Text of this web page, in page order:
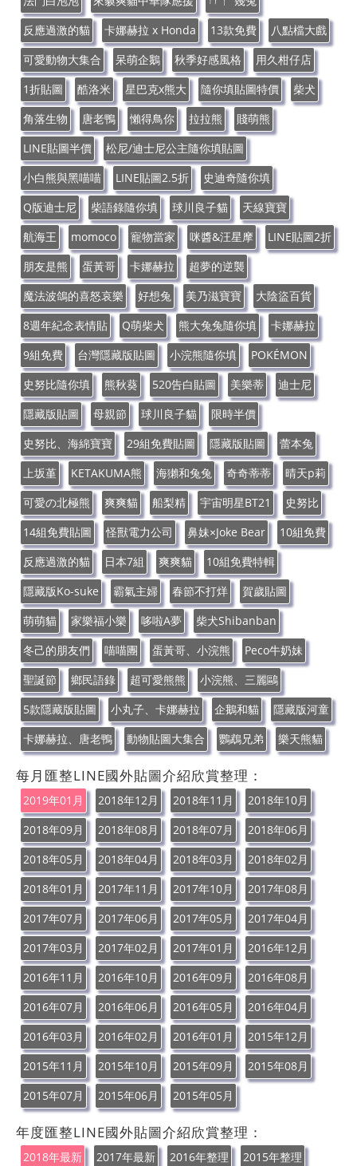
反應過激的貓
卡娜赫拉 x Honda 13款免費
八點檔大戲
可愛動物大集合
呆萌企鵝 秋季好感風格
用久柑仔店
1折貼圖
酷洛米 星巴克x熊大 隨你填貼圖特價
柴犬
角落生物
唐老鴨 懶得鳥你 拉拉熊
賤萌熊
LINE貼圖半價
松尼/迪士尼公主隨你填貼圖
小白熊與黑喵喵
LINE貼圖2.5折
史迪奇隨你填
Q版迪士尼
柴語錄隨你填 球川良子貓
天線寶寶
航海王
momoco 寵物當家 咪醬&汪星摩
LINE貼圖2折
朋友是熊
蛋黃哥 卡娜赫拉
超夢的逆襲
魔法波鴿的喜怒哀樂
好想兔 美乃滋寶寶
大陰盜百貨
8週年紀念表情貼
Q萌柴犬 熊大兔兔隨你填
卡娜赫拉
9組免費
台灣隱藏版貼圖 小浣熊隨你填
POKÉMON
史努比隨你填
熊秋葵 520告白貼圖 美樂蒂
迪士尼
隱藏版貼圖
母親節 球川良子貓
限時半價
史努比、海綿寶寶
29組免費貼圖 隱藏版貼圖
蕾本兔
上坂堇
KETAKUMA熊 海獺和兔兔 奇奇蒂蒂
晴天p莉
可愛の北極熊
爽爽貓 船梨精 宇宙明星BT21
史努比
14組免費貼圖
怪獸電力公司 鼻妹×Joke Bear
10組免費
反應過激的貓
日本7組 爽爽貓
10組免費特輯
隱藏版Ko-suke
霸氣主婦 春節不打烊
賀歲貼圖
萌萌貓
家樂福小樂 哆啦A夢
柴犬Shibanban
冬己的朋友們
喵喵團 蛋黃哥、小浣熊
Peco牛奶妹
聖誕節
鄉民語錄 超可愛熊熊
小浣熊、三麗鷗
5款隱藏版貼圖
小丸子、卡娜赫拉 企鵝和貓
隱藏版河童
卡娜赫拉、唐老鴨
動物貼圖大集合 鸚鵡兄弟 樂天熊貓
每月匯整LINE國外貼圖介紹欣賞整理：
2019年01月 2018年12月 2018年11月
2018年10月
2018年09月
2018年08月 2018年07月
2018年06月
2018年05月
2018年04月 2018年03月
2018年02月
2018年01月
2017年11月 2017年10月
2017年08月
2017年07月
2017年06月 2017年05月
2017年04月
2017年03月
2017年02月 2017年01月
2016年12月
2016年11月
2016年10月 2016年09月
2016年08月
2016年07月
2016年06月 2016年05月
2016年04月
2016年03月
2016年02月 2016年01月
2015年12月
2015年11月
2015年10月 2015年09月
2015年08月
2015年07月
2015年06月 2015年05月
年度匯整LINE國外貼圖介紹欣賞整理：
2018年最新 2017年最新 2016年整理
2015年整理